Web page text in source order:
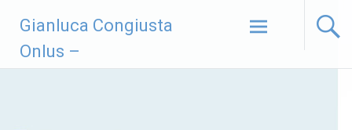
contenuto
Gianluca Congiusta
Onlus –